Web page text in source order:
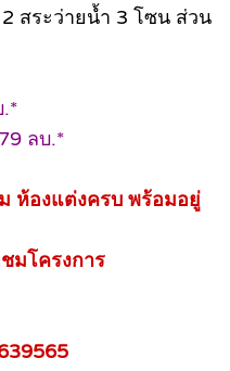
สระว่ายน้ำ 3 โซน ส่วน
ลบ.*
ห้องแต่งครบ พร้อมอยู่
มโครงการ